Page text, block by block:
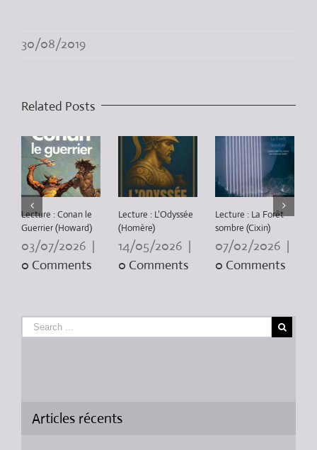
30/08/2019
Related Posts
Lecture : Conan le
Guerrier (Howard)
03/07/2026 |
0 Comments
Lecture : L’Odyssée
(Homère)
14/05/2026 |
0 Comments
Lecture : La Forêt
sombre (Cixin)
07/02/2026 |
0 Comments
Articles récents